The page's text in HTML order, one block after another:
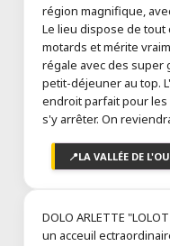
région magnifique,
Le lieu dispose de
motards et mérite
régale avec des super
petit-déjeuner au top.
endroit parfait pour les
s'y arrêter. On
📍LA VALLÉE DE
DOLO ARLETTE
un acceuil